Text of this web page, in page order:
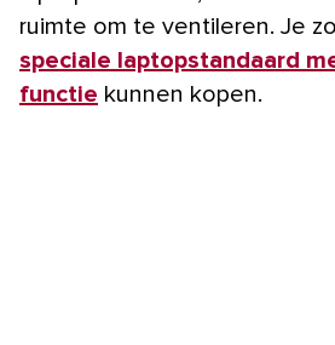
ruimte om te ventileren. Je
speciale laptopstandaard
functie kunnen kopen.